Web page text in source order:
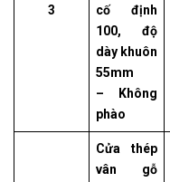
3
cố định
100, độ
dày khuôn
55mm
– Không
phào
Cửa thép
vân gỗ